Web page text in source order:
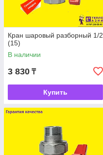
Кран шаровый разборный 1/2
(15)
В наличии
3 830 ₸
Купить